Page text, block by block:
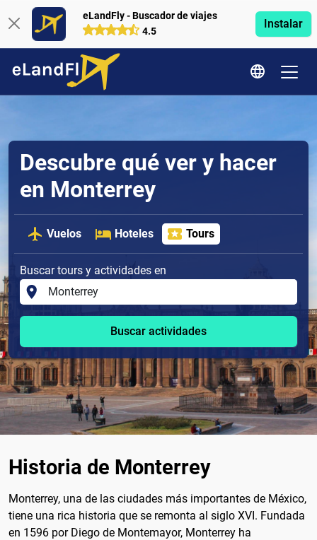
eLandFly - Buscador de viajes
4.5
Instalar
Descubre qué ver y hacer
en Monterrey
Vuelos Hoteles Tours
Buscar tours y actividades en
Buscar actividades
Historia de Monterrey
Monterrey, una de las ciudades más importantes de México,
tiene una rica historia que se remonta al siglo XVI. Fundada
en 1596 por Diego de Montemayor, Monterrey ha